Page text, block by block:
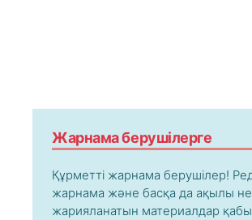
Жарнама берушілерге
Құрметті жарнама берушілер!
жарнама және басқа да ақылы
жарияланатын материалдар